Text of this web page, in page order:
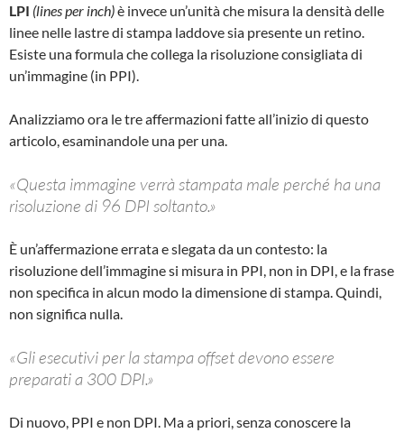
LPI (lines per inch)è invece un’unità che misura la densità delle
linee nelle lastre di stampa laddove sia presente un retino.
Esiste una formula che collega la risoluzione consigliata di
un’immagine (in PPI).
Analizziamo ora le tre affermazioni fatte all’inizio di questo
articolo, esaminandole una per una.
«Questa immagine verrà stampata male perché ha una
risoluzione di 96 DPI soltanto.»
È un’affermazione errata e slegata da un contesto: la
risoluzione dell’immagine si misura in PPI, non in DPI, e la frase
non specifica in alcun modo la dimensione di stampa. Quindi,
non significa nulla.
«Gli esecutivi per la stampa offset devono essere
preparati a 300 DPI.»
Di nuovo, PPI e non DPI. Ma a priori, senza conoscere la